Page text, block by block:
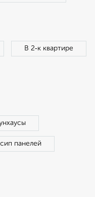
В 2‑к квартире
панелей